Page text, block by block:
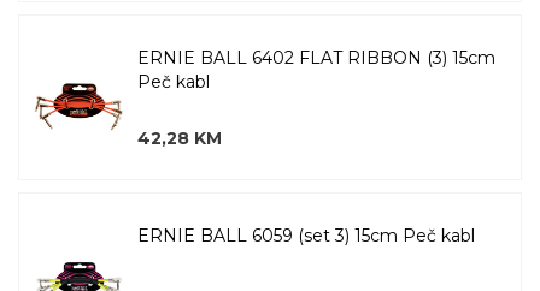
ERNIE BALL 6402 FLAT RIBBON (3) 15cm
Peč kabl
42,28 KM
ERNIE BALL 6059 (set 3) 15cm Peč kabl